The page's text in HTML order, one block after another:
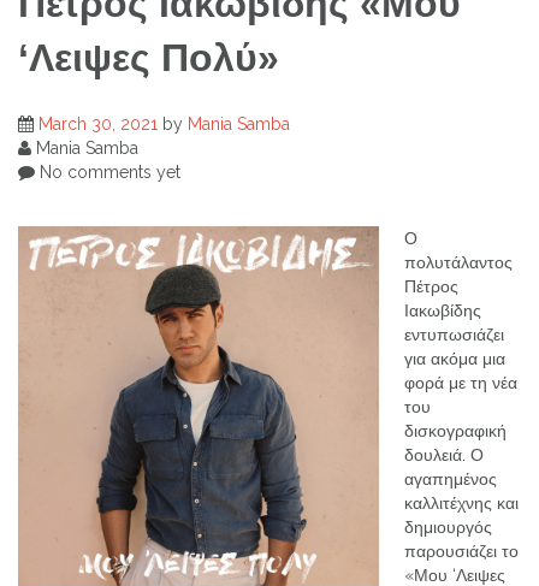
‘Λειψες Πολύ»
March 30, 2021 by Mania Samba
Mania Samba
No comments yet
Ο
πολυτάλαντος
Πέτρος
Ιακωβίδης
εντυπωσιάζει
για ακόμα μια
φορά με τη νέα
του
δισκογραφική
δουλειά. Ο
αγαπημένος
καλλιτέχνης και
δημιουργός
παρουσιάζει το
«Μου ‘Λειψες